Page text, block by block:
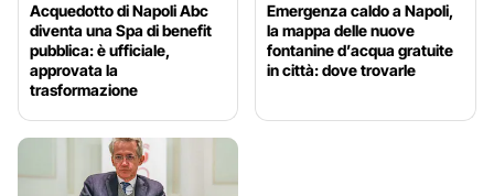
Acquedotto di Napoli Abc
diventa una Spa di benefit
pubblica: è ufficiale,
approvata la
trasformazione
Emergenza caldo a Napoli,
la mappa delle nuove
fontanine d’acqua gratuite
in città: dove trovarle